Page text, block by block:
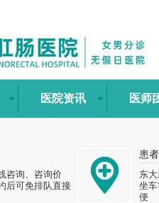
医院资讯 医师
咨询、咨询价
后可免排队直接
患
东
坐
便